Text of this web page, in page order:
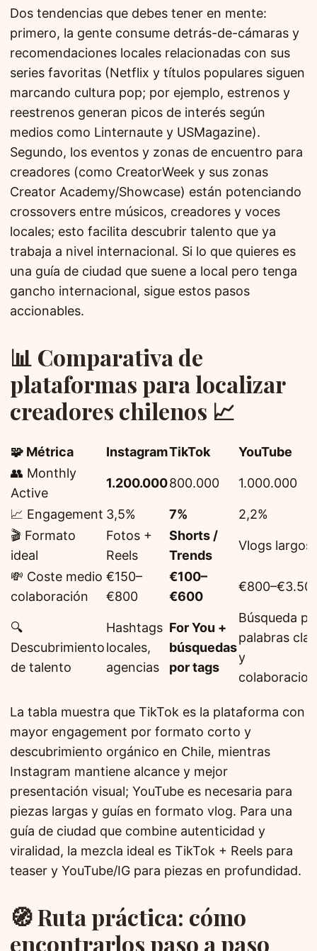
Dos tendencias que debes tener en mente:
primero, la gente consume detrás-de-cámaras y
recomendaciones locales relacionadas con sus
series favoritas (Netflix y títulos populares siguen
marcando cultura pop; por ejemplo, estrenos y
reestrenos generan picos de interés según
medios como Linternaute y USMagazine).
Segundo, los eventos y zonas de encuentro para
creadores (como CreatorWeek y sus zonas
Creator Academy/Showcase) están potenciando
crossovers entre músicos, creadores y voces
locales; esto facilita descubrir talento que ya
trabaja a nivel internacional. Si lo que quieres es
una guía de ciudad que suene a local pero tenga
gancho internacional, sigue estos pasos
accionables.
📊 Comparativa de
plataformas para localizar
creadores chilenos 📈
🧩 Métrica InstagramTikTok
YouTube
👥 Monthly
Active
1.200.000800.000 1.000.000
📈 Engagement 3,5% 7%
2,2%
🎬 Formato
ideal
Fotos +
Reels
Shorts /
Trends
Vlogs largos
💸 Coste medio
colaboración
€150–
€800
€100–
€600
🔍
Descubrimiento
de talento
Hashtags
locales,
agencias
For You +
búsquedas
por tags
Búsqueda
palabras
y
La tabla muestra que TikTok es la plataforma con
mayor engagement por formato corto y
descubrimiento orgánico en Chile, mientras
Instagram mantiene alcance y mejor
presentación visual; YouTube es necesaria para
piezas largas y guías en formato vlog. Para una
guía de ciudad que combine autenticidad y
viralidad, la mezcla ideal es TikTok + Reels para
teaser y YouTube/IG para piezas en profundidad.
🧭 Ruta práctica: cómo
encontrarlos paso a paso